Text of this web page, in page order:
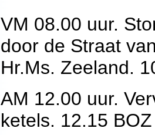
VM 08.00 uur.
door de Straat
Hr.Ms. Zeeland.
AM 12.00 uur.
ketels. 12.15